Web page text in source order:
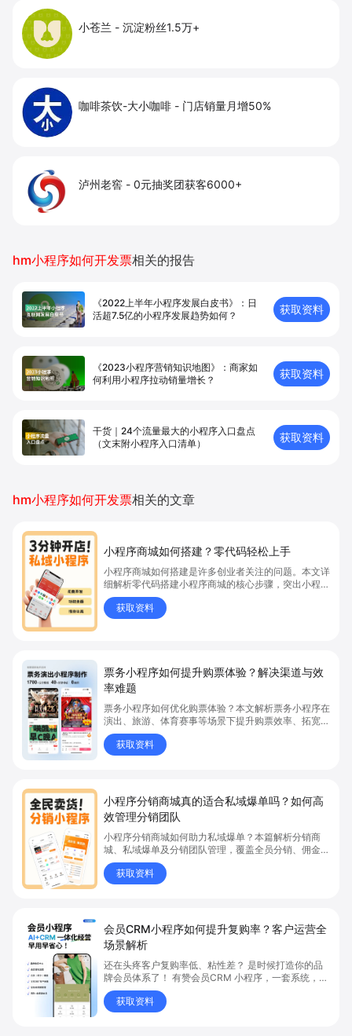
小苍兰 - 沉淀粉丝1.5万+
咖啡茶饮-大小咖啡 - 门店销量月增50%
泸州老窖 - 0元抽奖团获客6000+
hm小程序如何开发票相关的报告
《2022上半年小程序发展白皮书》：日
活超7.5亿的小程序发展趋势如何？
获取资料
《2023小程序营销知识地图》：商家如
何利用小程序拉动销量增长？
获取资料
干货｜24个流量最大的小程序入口盘点
（文末附小程序入口清单）
获取资料
hm小程序如何开发票相关的文章
小程序商城如何搭建？零代码轻松上手
小程序商城如何搭建是许多创业者关注的问题。本文详
细解析零代码搭建小程序商城的核心步骤，突出小程序
商城、商城搭建与零代码开店优势，帮助你轻松实现商
品上架、全渠道销售及高效会员运营，快速开启线上卖
货新模式。点击获取详细操作指南！
获取资料
票务小程序如何提升购票体验？解决渠道与效
率难题
票务小程序如何优化购票体验？本文解析票务小程序在
演出、旅游、体育赛事等场景下提升购票效率、拓宽销
售渠道、实现会员精准营销的具体方式。关键词包括
“票务小程序”、“购票体验”、“购票效率”。
获取资料
小程序分销商城真的适合私域爆单吗？如何高
效管理分销团队
小程序分销商城如何助力私域爆单？本篇解析分销商
城、私域爆单及分销团队管理，覆盖全员分销、佣金结
算、企微绑定等场景，帮助品牌和商家高效管理分销团
队，实现分销业绩持续增长。立即了解分销商城核心功
能，点击获取私域运营新思路。
获取资料
会员CRM小程序如何提升复购率？客户运营全
场景解析
还在头疼客户复购率低、粘性差？ 是时候打造你的品
牌会员体系了！ 有赞会员CRM 小程序，一套系统，6
大能力，客户运营全覆盖
获取资料